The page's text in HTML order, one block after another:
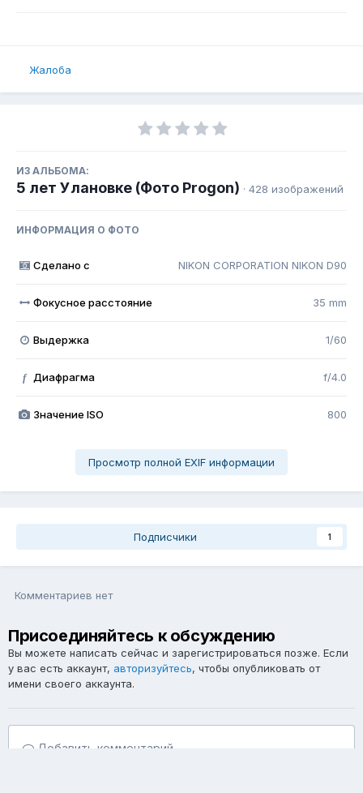
Жалоба
ИЗ АЛЬБОМА:
5 лет Улановке (Фото Progon) · 428 изображений
ИНФОРМАЦИЯ О ФОТО
Сделано с NIKON CORPORATION NIKON D90
Фокусное расстояние 35 mm
Выдержка 1/60
f Диафрагма f/4.0
Значение ISO 800
Просмотр полной EXIF информации
Подписчики 1
Комментариев нет
Присоединяйтесь к обсуждению
Вы можете написать сейчас и зарегистрироваться позже. Если
у вас есть аккаунт, авторизуйтесь, чтобы опубликовать от
имени своего аккаунта.
Добавить комментарий...